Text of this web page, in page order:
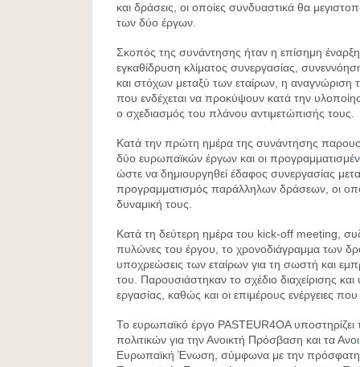
και δράσεις, οι οποίες συνδυαστικά θα
των δύο έργων.
Σκοπός της συνάντησης ήταν η επίσημη
εγκαθίδρυση κλίματος συνεργασίας,
και στόχων μεταξύ των εταίρων, η
που ενδέχεται να προκύψουν κατά την
ο σχεδιασμός του πλάνου αντιμετώπισής τους.
Κατά την πρώτη ημέρα της συνάντησης
δύο ευρωπαϊκών έργων και οι
ώστε να δημιουργηθεί έδαφος συνεργασίας
προγραμματισμός παράλληλων δράσεων, οι
δυναμική τους.
Κατά τη δεύτερη ημέρα του kick-off meeting,
πυλώνες του έργου, το χρονοδιάγραμμα των
υποχρεώσεις των εταίρων για τη σωστή και
του. Παρουσιάστηκαν το σχέδιο διαχείρισης
εργασίας, καθώς και οι επιμέρους ενέργειες
Το ευρωπαϊκό έργο PASTEUR4OA υποστηρίζει
πολιτικών για την Ανοικτή Πρόσβαση και τα
Ευρωπαϊκή Ένωση, σύμφωνα με την